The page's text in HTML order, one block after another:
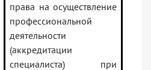
права на осуществление
профессиональной
деятельности
(аккредитации
специалиста) при